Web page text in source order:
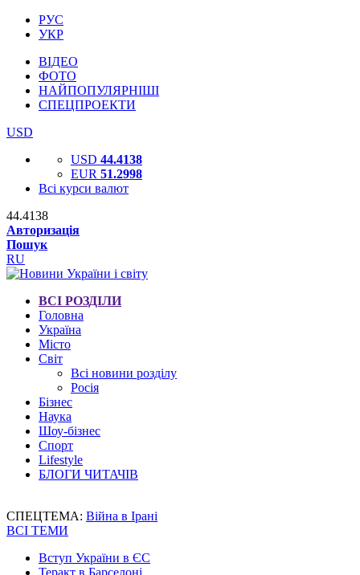
РУС
УКР
ВІДЕО
ФОТО
НАЙПОПУЛЯРНІШІ
СПЕЦПРОЕКТИ
USD
USD 44.4138
EUR 51.2998
Всі курси валют
44.4138
Авторизація
Пошук
RU
ВСІ РОЗДІЛИ
Головна
Україна
Місто
Світ
Всі новини розділу
Росія
Бізнес
Наука
Шоу-бізнес
Спорт
Lifestyle
БЛОГИ ЧИТАЧІВ
СПЕЦТЕМА: Війна в Ірані
ВСІ ТЕМИ
Вступ України в ЄС
Теракт в Барселоні